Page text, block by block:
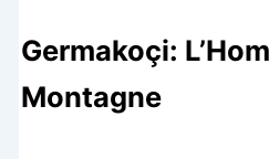
Germakoçi:
Montagne